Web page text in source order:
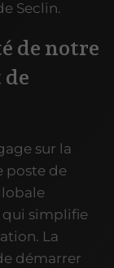
Seclin.
de notre
sur la
poste de
qui simplifie
La
démarrer